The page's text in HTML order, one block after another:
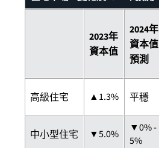
2023年
資本值
2024年
資本值
預測
高級住宅 ▲1.3% 平穩
中小型住宅 ▼5.0%
▼0% -
5%